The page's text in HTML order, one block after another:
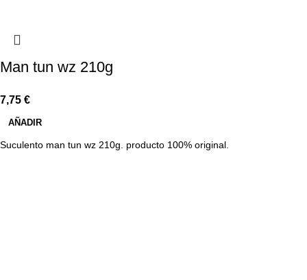
Man tun wz 210g
7,75 €
AÑADIR
Suculento man tun wz 210g. producto 100% original.